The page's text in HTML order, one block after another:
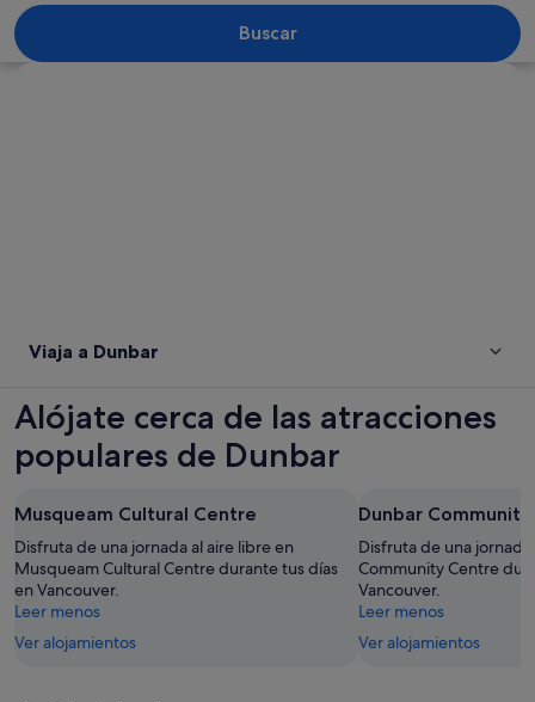
Un atardecer sobre un lago
Buscar
Viaja a Dunbar
Alójate cerca de las atracciones
populares de Dunbar
Musqueam Cultural Centre
Disfruta de una jornada al aire libre en
Musqueam Cultural Centre durante tus días
en Vancouver.
Leer menos
Ver alojamientos
Dunbar
Disfruta de una
Community Centre
Vancouver.
Leer menos
Ver alojamientos